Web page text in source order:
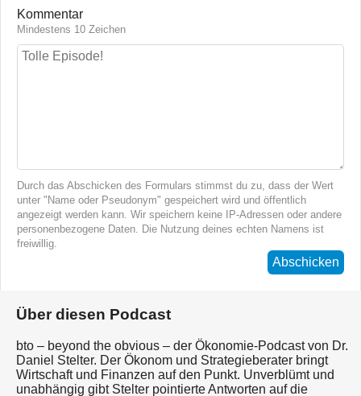
Kommentar
Mindestens 10 Zeichen
Durch das Abschicken des Formulars stimmst du zu, dass der Wert
unter "Name oder Pseudonym" gespeichert wird und öffentlich
angezeigt werden kann. Wir speichern keine IP-Adressen oder andere
personenbezogene Daten. Die Nutzung deines echten Namens ist
freiwillig.
Abschicken
Über diesen Podcast
bto – beyond the obvious – der Ökonomie-Podcast von Dr.
Daniel Stelter. Der Ökonom und Strategieberater bringt
Wirtschaft und Finanzen auf den Punkt. Unverblümt und
unabhängig gibt Stelter pointierte Antworten auf die